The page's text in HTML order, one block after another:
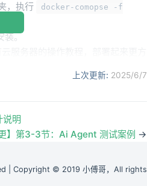
，执行
docker-comopse -f
装。
上次更新: 2025/6/7
明
更】第3-3节：Ai Agent 测试案例 →
| Copyright © 2019 小傅哥，All rights